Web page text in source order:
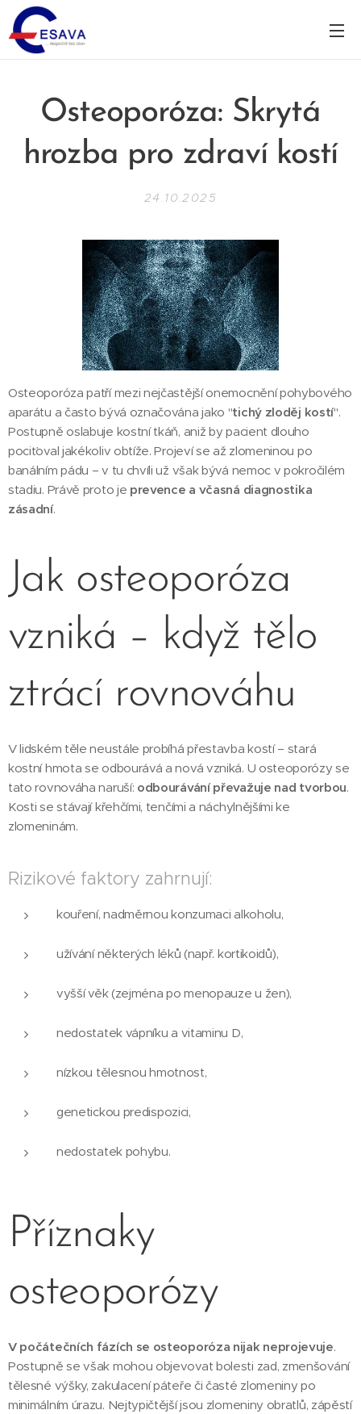
Osteoporóza: Skrytá
hrozba pro zdraví kostí
24.10.2025
Osteoporóza patří mezi nejčastější onemocnění pohybového
aparátu a často bývá označována jako "tichý zloděj kostí".
Postupně oslabuje kostní tkáň, aniž by pacient dlouho
pociťoval jakékoliv obtíže. Projeví se až zlomeninou po
banálním pádu – v tu chvíli už však bývá nemoc v pokročilém
stadiu. Právě proto je prevence a včasná diagnostika
zásadní.
Jak osteoporóza
vzniká – když tělo
ztrácí rovnováhu
V lidském těle neustále probíhá přestavba kostí – stará
kostní hmota se odbourává a nová vzniká. U osteoporózy se
tato rovnováha naruší: odbourávání převažuje nad tvorbou.
Kosti se stávají křehčími, tenčími a náchylnějšími ke
zlomeninám.
Rizikové faktory zahrnují:
kouření, nadměrnou konzumaci alkoholu,
užívání některých léků (např. kortikoidů),
vyšší věk (zejména po menopauze u žen),
nedostatek vápníku a vitaminu D,
nízkou tělesnou hmotnost,
genetickou predispozici,
nedostatek pohybu.
Příznaky
osteoporózy
V počátečních fázích se osteoporóza nijak neprojevuje.
Postupně se však mohou objevovat bolesti zad, zmenšování
tělesné výšky, zakulacení páteře či časté zlomeniny po
minimálním úrazu. Nejtypičtější jsou zlomeniny obratlů, zápěstí